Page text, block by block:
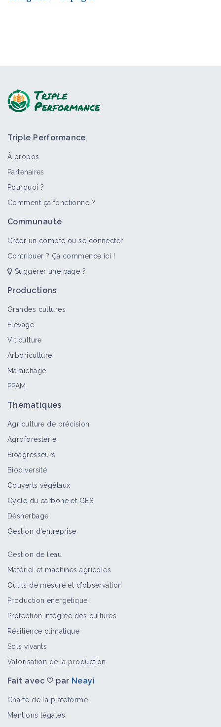
Triple Performance
À propos
Partenaires
Pourquoi ?
Comment ça fonctionne ?
Communauté
Créer un compte ou se connecter
Contribuer ? Ça commence ici !
Suggérer une page ?
Productions
Grandes cultures
Élevage
Viticulture
Arboriculture
Maraîchage
PPAM
Thématiques
Agriculture de précision
Agroforesterie
Bioagresseurs
Biodiversité
Couverts végétaux
Cycle du carbone et GES
Désherbage
Gestion d'entreprise
Gestion de l’eau
Matériel et machines agricoles
Outils de mesure et d’observation
Production énergétique
Protection intégrée des cultures
Résilience climatique
Sols vivants
Valorisation de la production
Fait avec ♡ par Neayi
Charte de la plateforme
Mentions légales